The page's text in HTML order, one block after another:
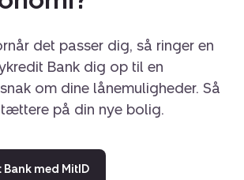
det passer dig, så ringer en
Bank dig op til en
om dine lånemuligheder. Så
på din nye bolig.
med MitID